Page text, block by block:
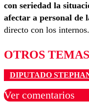
con seriedad la
afectar a personal de
directo con los internos.
OTROS
DIPUTADO
Ver comentarios